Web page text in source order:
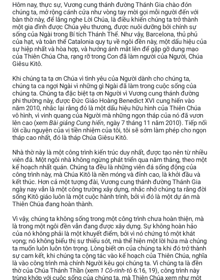
Hôm nay, thực sự, Vương cung thánh đường Thánh Gia chào đón
chúng ta, mở rộng cánh cửa như vòng tay mời gọi mỗi người đến với
bàn thờ này, để lắng nghe Lời Chúa, là điều khiến chúng ta trở thành
một gia đình được Chúa yêu thương, được nuôi dưỡng bởi chính sự
sống của Ngài trong Bí tích Thánh Thể. Như vậy, Barcelona, thủ phủ
của hạt, và toàn thể Catalonia quy tụ về ngôi đền này, một dấu hiệu của
sự hiệp nhất và hòa hợp, và hướng ánh mắt lên để gặp gỡ dung mạo
của Thiên Chúa Cha, rạng rỡ trong Con đã làm người của Người, Chúa
Giêsu Kitô.
Khi chúng ta tạ ơn Chúa vì tình yêu của Người dành cho chúng ta,
chúng ta ca ngợi Ngài vì những gì Ngài đã làm trong cuộc sống của
chúng ta. Chúng ta đặc biệt tạ ơn Người vì Vương cung thánh đường
phi thường này, được Đức Giáo Hoàng Benedict XVI cung hiến vào
năm 2010, nhắc lại rằng đó là một dấu hiệu hữu hình của Thiên Chúa
vô hình, vì vinh quang của Người mà những ngọn tháp của nó đã vươn
lên cao (xem Bài giảng Cung hiến, ngày 7 tháng 11 năm 2010). Tiếp nối
lời cầu nguyện của vị tiền nhiệm của tôi, tôi sẽ sớm làm phép cho ngọn
tháp cao nhất, đó là tháp Chúa Giêsu Kitô.
Nhà thờ này là một công trình kiến trúc duy nhất, được tạo nên từ nhiều
viên đá. Một ngôi nhà không ngừng phát triển qua năm tháng, theo một
kế hoạch nhất quán. Chúng ta đều là những viên đá sống động của
công trình này, mà Chúa Kitô là nền móng và đỉnh cao, là khởi đầu và
kết thúc. Hơn cả một tượng đài, Vương cung thánh đường Thánh Gia
ngày nay vẫn là một công trường xây dựng, nhắc nhở chúng ta rằng đời
sống Kitô giáo luôn là một cuộc hành trình, bởi vì đó là một dự án mà
Thiên Chúa đang hoàn thành.
Vì vậy, chúng ta không sống trong một công trình chưa hoàn thiện, mà
là trong một ngôi đền vẫn đang được xây dựng. Sự không hoàn hảo
của nó không phải là một khuyết điểm, bởi vì nó chứng tỏ một khát
vọng; nó không biểu thị sự thiếu sót, mà thể hiện một lời hứa mà chúng
ta muốn luôn luôn tôn trọng. Lòng biết ơn của chúng ta khi đó trở thành
sự cam kết, khi chúng ta cộng tác vào kế hoạch của Thiên Chúa, nghĩa
là vào công trình mà chính Người kêu gọi chúng ta. Vì chúng ta là đền
thờ của Chúa Thánh Thần (xem 1 Cô-rinh-tô 6:16, 19), công trình này
trùng khớp với cuộc sống của chúng ta, mà Thiên Chúa xem như một